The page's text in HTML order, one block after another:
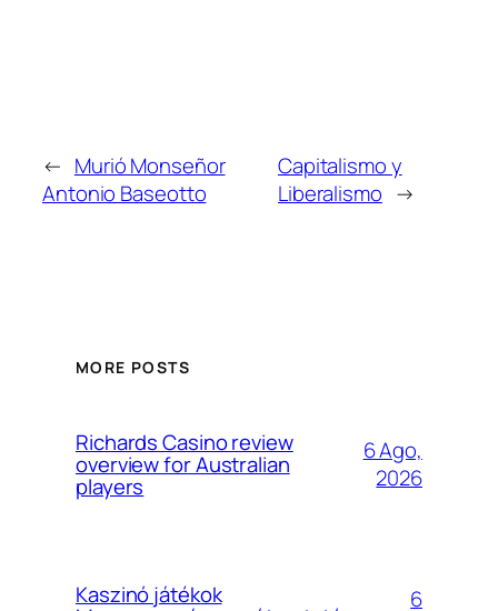
← Murió Monseñor
Antonio Baseotto
Capitalismo y
Liberalismo →
MORE POSTS
Richards Casino review
overview for Australian
players
6 Ago,
2026
Kaszinó játékok
6